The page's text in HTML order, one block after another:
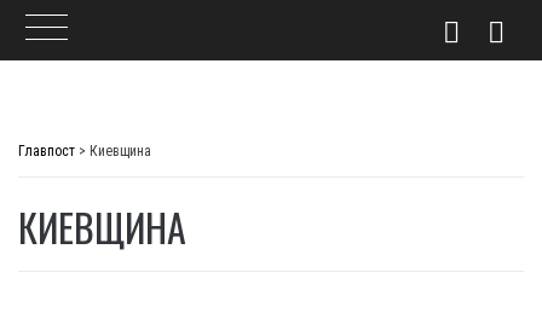
Главпост > Киевщина
КИЕВЩИНА